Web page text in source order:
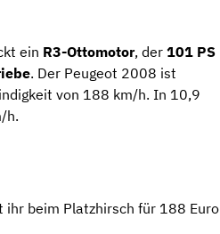
ein R3-Ottomotor, der 101 PS
. Der Peugeot 2008 ist
von 188 km/h. In 10,9
h.
ihr beim Platzhirsch für 188 Euro